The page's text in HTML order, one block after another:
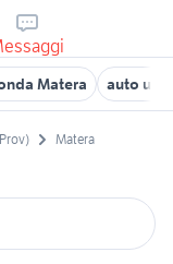
Matera auto
Matera